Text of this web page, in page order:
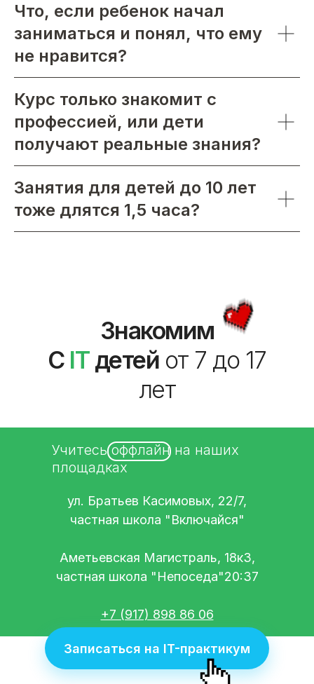
Что, если ребенок начал
заниматься и понял, что ему
не нравится?
Курс только знакомит с
профессией, или дети
получают реальные знания?
Занятия для детей до 10 лет
тоже длятся 1,5 часа?
Знакомим
С IT детей от 7 до 17
лет
ул. Братьев Касимовых, 22/7,
частная школа "Включайся"
Аметьевская Магистраль, 18к3,
частная школа "Непоседа"20:37
+7 (917) 898 86 06
Записаться на IT-практикум
Учитесь оффлайн на наших
площадках